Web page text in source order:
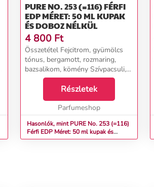
PURE NO. 253 (=116) FÉRFI
EDP MÉRET: 50 ML KUPAK
ÉS DOBOZ NÉLKÜL
4 800 Ft
Összetétel Fejcitrom, gyümölcs
tónus, bergamott, rozmaring,
bazsalikom, kömény Szívpacsuli,
szantálfa, jázmin, rózsa, szegfű,
koriander, írisz gyökér
Alapborostyán, vetiver, pézsma,
tölgymoha...
Részletek
Parfumeshop
Hasonlók, mint PURE No. 253 (=116)
Férfi EDP Méret: 50 ml kupak és
doboz nélkül